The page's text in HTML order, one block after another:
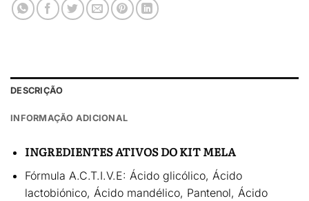
DESCRIÇÃO
INFORMAÇÃO ADICIONAL
INGREDIENTES ATIVOS DO KIT MELA
Fórmula A.C.T.I.V.E: Ácido glicólico, Ácido
lactobiónico, Ácido mandélico, Pantenol, Ácido